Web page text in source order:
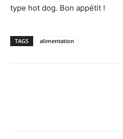
type hot dog. Bon appétit !
TAGS alimentation